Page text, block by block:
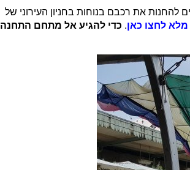
את רכבם בנוחות בחניון העירוני של
לחצו כאן. כדי להגיע אל מתחם התחנה